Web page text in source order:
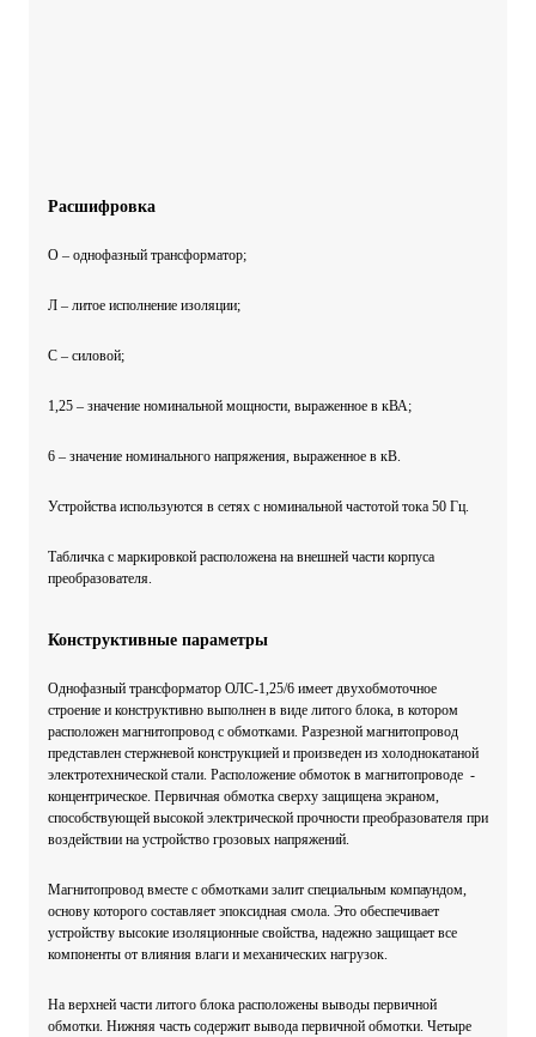
Расшифровка
О – однофазный трансформатор;
Л – литое исполнение изоляции;
С – силовой;
1,25 – значение номинальной мощности, выраженное в кВА;
6 – значение номинального напряжения, выраженное в кВ.
Устройства используются в сетях с номинальной частотой тока 50 Гц.
Табличка с маркировкой расположена на внешней части корпуса
преобразователя.
Конструктивные параметры
Однофазный трансформатор ОЛС-1,25/6 имеет двухобмоточное
строение и конструктивно выполнен в виде литого блока, в котором
расположен магнитопровод с обмотками. Разрезной магнитопровод
представлен стержневой конструкцией и произведен из холоднокатаной
электротехнической стали. Расположение обмоток в магнитопроводе -
концентрическое. Первичная обмотка сверху защищена экраном,
способствующей высокой электрической прочности преобразователя при
воздействии на устройство грозовых напряжений.
Магнитопровод вместе с обмотками залит специальным компаундом,
основу которого составляет эпоксидная смола. Это обеспечивает
устройству высокие изоляционные свойства, надежно защищает все
компоненты от влияния влаги и механических нагрузок.
На верхней части литого блока расположены выводы первичной
обмотки. Нижняя часть содержит вывода первичной обмотки. Четыре